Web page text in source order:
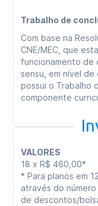
Trabalho de
Com base na
CNE/MEC, que
funcionamento de
sensu, em nível
possui o Trabalho
componente
VALORES
18 x R$ 460,00*
* Para planos em
através do
de descontos/